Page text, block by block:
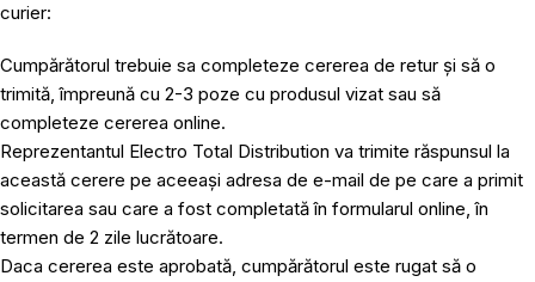
curier:
Cumpărătorul trebuie sa completeze cererea de retur și să o
trimită, împreună cu 2-3 poze cu produsul vizat sau să
completeze cererea online.
Reprezentantul Electro Total Distribution va trimite răspunsul la
această cerere pe aceeași adresa de e-mail de pe care a primit
solicitarea sau care a fost completată în formularul online, în
termen de 2 zile lucrătoare.
Daca cererea este aprobată, cumpărătorul este rugat să o